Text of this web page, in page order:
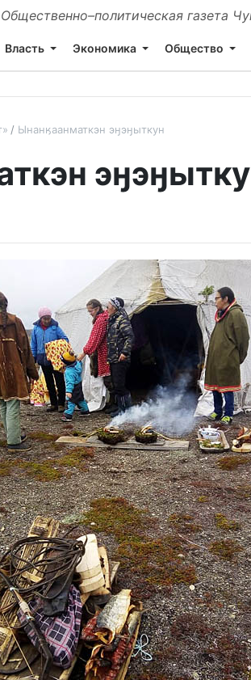
Общественно–политическая газета
Власть Экономика Общество
Ынанӄаанматкэн эӈэӈыткун